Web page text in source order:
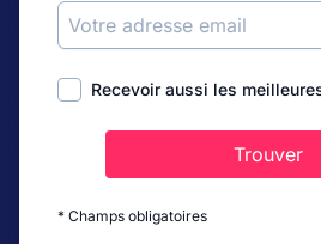
Recevoir aussi les
Trouver
* Champs obligatoires